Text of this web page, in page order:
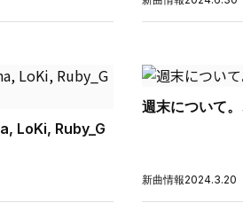
LoKi, Ruby_G
週末について
新曲情報2024.3.20